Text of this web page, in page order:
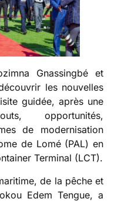
Gnassingbé et
les nouvelles
guidée, après une
opportunités,
de modernisation
de Lomé (PAL) en
Terminal (LCT).
de la pêche et
Edem Tengue, a